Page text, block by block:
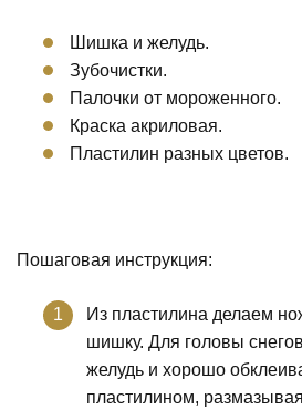
Шишка и желудь.
Зубочистки.
Палочки от мороженного.
Краска акриловая.
Пластилин разных цветов.
Пошаговая инструкция:
Из пластилина делаем
шишку. Для головы
желудь и хорошо
пластилином,